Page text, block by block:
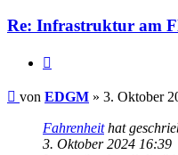
Re: Infrastruktur am
Beitrag
von EDGM » 3. Oktober
Fahrenheithat
3. Oktober 2024 16:39